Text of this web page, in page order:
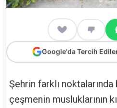
Google'da Tercih
Şehrin farklı
çeşmenin musluklarının